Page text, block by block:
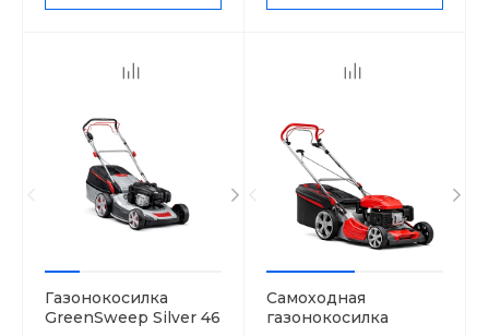
Газонокосилка
GreenSweep Silver 46
Cамоходная
газонокосилка